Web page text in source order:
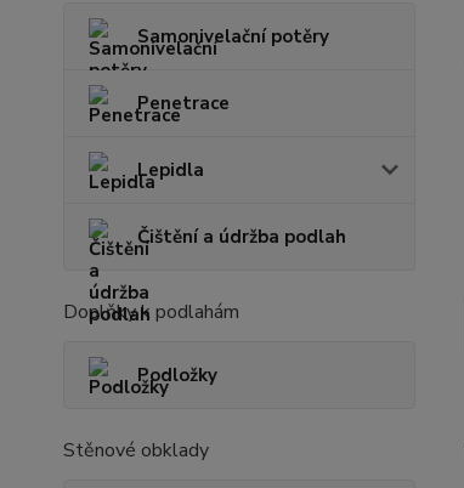
Samonivelační potěry
Penetrace
Lepidla
Čištění a údržba podlah
Doplňky k podlahám
Podložky
Stěnové obklady